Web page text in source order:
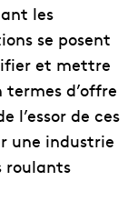
les
se posent
et mettre
d’offre
l’essor de ces
une industrie
roulants